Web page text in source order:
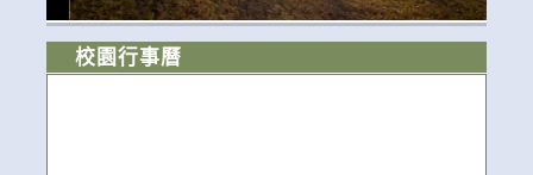
校園行事曆